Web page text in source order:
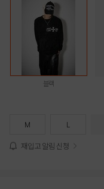
블랙
M L
재입고 알림 신청